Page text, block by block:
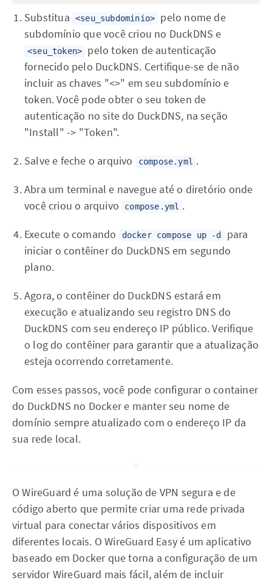
Substitua <seu_subdominio>
pelo nome de
subdomínio que você criou no DuckDNS e
<seu_token>
pelo token de autenticação
fornecido pelo DuckDNS. Certifique-se de não
incluir as chaves "<>" em seu subdomínio e
token. Você pode obter o seu token de
autenticação no site do DuckDNS, na seção
"Install" -> "Token".
Salve e feche o arquivo compose.yml .
Abra um terminal e navegue até o diretório onde
você criou o arquivo
compose.yml .
Execute o comando docker compose up -d
para
iniciar o contêiner do DuckDNS em segundo
plano.
Agora, o contêiner do DuckDNS estará em
execução e atualizando seu registro DNS do
DuckDNS com seu endereço IP público. Verifique
o log do contêiner para garantir que a atualização
esteja ocorrendo corretamente.
Com esses passos, você pode configurar o container
do DuckDNS no Docker e manter seu nome de
domínio sempre atualizado com o endereço IP da
sua rede local.
O WireGuard é uma solução de VPN segura e de
código aberto que permite criar uma rede privada
virtual para conectar vários dispositivos em
diferentes locais. O WireGuard Easy é um aplicativo
baseado em Docker que torna a configuração de um
servidor WireGuard mais fácil, além de incluir